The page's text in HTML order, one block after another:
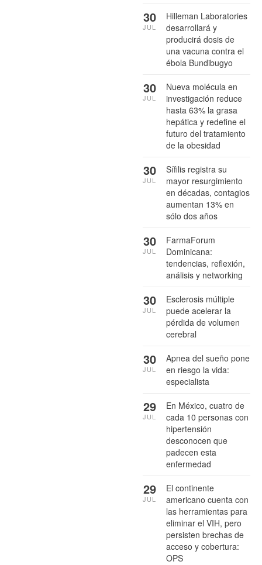
Hilleman Laboratories
desarrollará y
producirá dosis de
una vacuna contra el
ébola Bundibugyo
30
JUL
Nueva molécula en
investigación reduce
hasta 63% la grasa
hepática y redefine el
futuro del tratamiento
de la obesidad
30
JUL
Sífilis registra su
mayor resurgimiento
en décadas, contagios
aumentan 13% en
sólo dos años
30
JUL
FarmaForum
Dominicana:
tendencias, reflexión,
análisis y networking
30
JUL
Esclerosis múltiple
puede acelerar la
pérdida de volumen
cerebral
30
JUL
Apnea del sueño pone
en riesgo la vida:
especialista
30
JUL
En México, cuatro de
cada 10 personas con
hipertensión
desconocen que
padecen esta
enfermedad
29
JUL
El continente
americano cuenta con
las herramientas para
eliminar el VIH, pero
persisten brechas de
acceso y cobertura:
OPS
29
JUL